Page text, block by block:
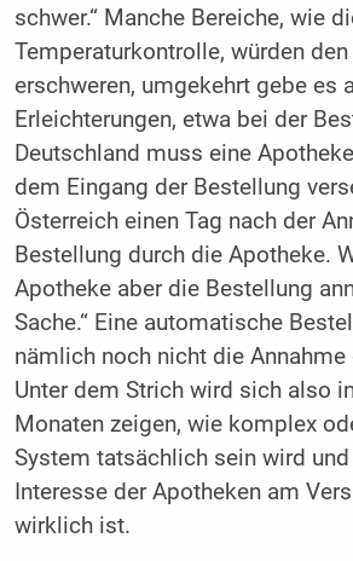
schwer.“ Manche Bereiche, wie
Temperaturkontrolle, würden den
erschweren, umgekehrt gebe es
Erleichterungen, etwa bei der
Deutschland muss eine
dem Eingang der Bestellung
Österreich einen Tag nach der
Bestellung durch die Apotheke.
Apotheke aber die Bestellung
Sache.“ Eine automatische
nämlich noch nicht die Annahme
Unter dem Strich wird sich also
Monaten zeigen, wie komplex
System tatsächlich sein wird
Interesse der Apotheken am
wirklich ist.